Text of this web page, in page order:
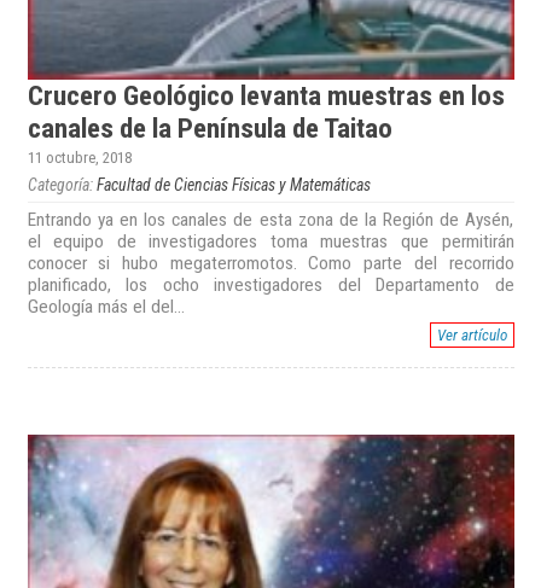
Crucero Geológico levanta muestras en los
canales de la Península de Taitao
11 octubre, 2018
Categoría:Facultad de Ciencias Físicas y Matemáticas
Entrando ya en los canales de esta zona de la Región de Aysén,
el equipo de investigadores toma muestras que permitirán
conocer si hubo megaterromotos. Como parte del recorrido
planificado, los ocho investigadores del Departamento de
Geología más el del...
Ver artículo